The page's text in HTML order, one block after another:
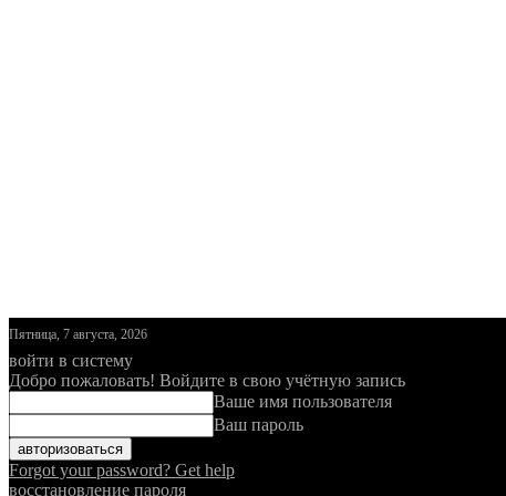
Пятница, 7 августа, 2026
войти в систему
Добро пожаловать! Войдите в свою учётную запись
Ваше имя пользователя
Ваш пароль
Forgot your password? Get help
восстановление пароля